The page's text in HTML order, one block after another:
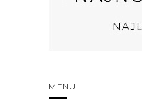
MENU